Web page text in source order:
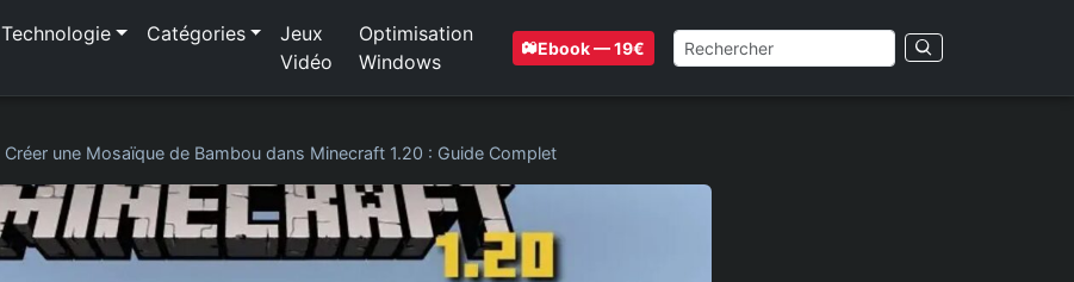
Technologie Catégories
Jeux
Vidéo
Optimisation
Windows
Ebook — 19€
Créer une Mosaïque de Bambou dans Minecraft 1.20 : Guide Complet